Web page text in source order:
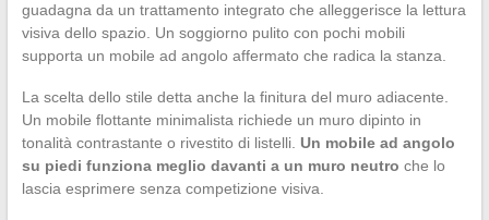
guadagna da un trattamento integrato che alleggerisce la lettura
visiva dello spazio. Un soggiorno pulito con pochi mobili
supporta un mobile ad angolo affermato che radica la stanza.
La scelta dello stile detta anche la finitura del muro adiacente.
Un mobile flottante minimalista richiede un muro dipinto in
tonalità contrastante o rivestito di listelli. Un mobile ad angolo
su piedi funziona meglio davanti a un muro neutro che lo
lascia esprimere senza competizione visiva.